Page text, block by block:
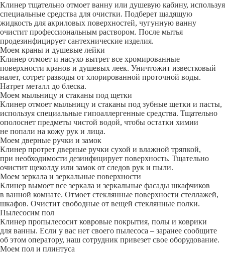
Клинер тщательно отмоет ванну или душевую кабину, используя
специальные средства для очистки. Подберет щадящую
жидкость для акриловых поверхностей, чугунную ванну
очистит профессиональным раствором. После мытья
продезинфицирует сантехнические изделия.
Моем краны и душевые лейки
Клинер отмоет и насухо вытрет все хромированные
поверхности кранов и душевых леек. Уничтожит известковый
налет, сотрет разводы от хлорированной проточной воды.
Натрет металл до блеска.
Моем мыльницу и стаканы под щетки
Клинер отмоет мыльницу и стаканы под зубные щетки и пасты,
используя специальные гипоаллергенные средства. Тщательно
ополоснет предметы чистой водой, чтобы остатки химии
не попали на кожу рук и лица.
Моем дверные ручки и замок
Клинер протрет дверные ручки сухой и влажной тряпкой,
при необходимости дезинфицирует поверхность. Тщательно
очистит щеколду или замок от следов рук и пыли.
Моем зеркала и зеркальные поверхности
Клинер вымоет все зеркала и зеркальные фасады шкафчиков
в ванной комнате. Отмоет стеклянные поверхности стеллажей,
шкафов. Очистит свободные от вещей стеклянные полки.
Пылесосим пол
Клинер пропылесосит ковровые покрытия, полы и коврики
для ванны. Если у вас нет своего пылесоса – заранее сообщите
об этом оператору, наш сотрудник привезет свое оборудование.
Моем пол и плинтуса